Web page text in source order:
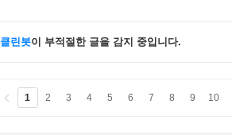
클린봇이 부적절한 글을 감지 중입니다.
1 2 3 4 5 6 7 8 9 10